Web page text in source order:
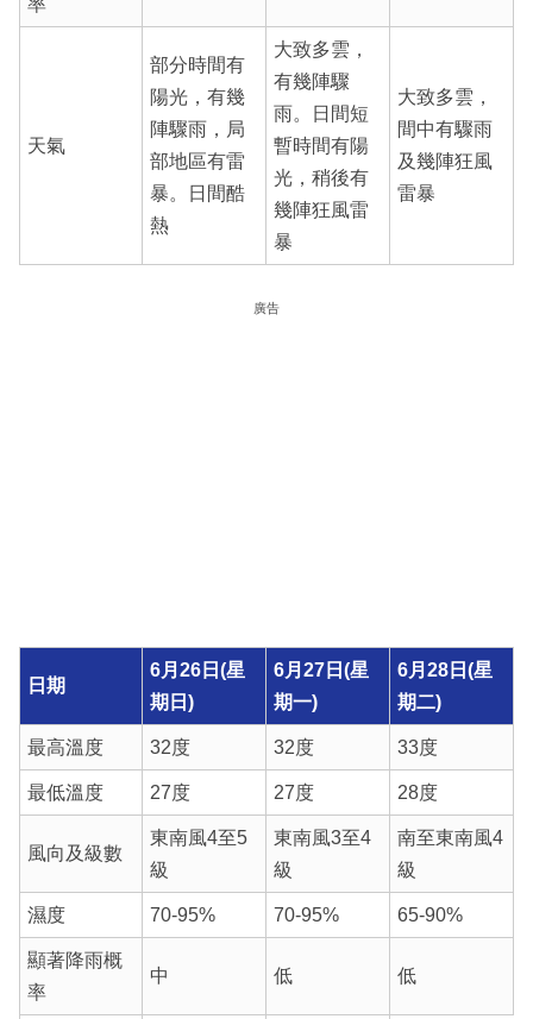
率
天氣
部分時間有
陽光，有幾
陣驟雨，局
部地區有雷
暴。日間酷
熱
大致多雲，
有幾陣驟
雨。日間短
暫時間有陽
光，稍後有
幾陣狂風雷
暴
大致多雲，
間中有驟雨
及幾陣狂風
雷暴
廣告
日期
6月26日(星
期日)
6月27日(星
期一)
6月28日(星
期二)
最高溫度 32度 32度 33度
最低溫度 27度 27度 28度
風向及級數
東南風4至5
級
東南風3至4
級
南至東南風4
級
濕度 70-95% 70-95% 65-90%
顯著降雨概
率
中 低 低